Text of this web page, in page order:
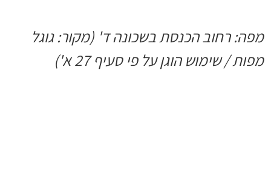
מפה: רחוב הכנסת בשכונה ד' (מקור: גוגל
מפות / שימוש הוגן על פי סעיף 27 א')